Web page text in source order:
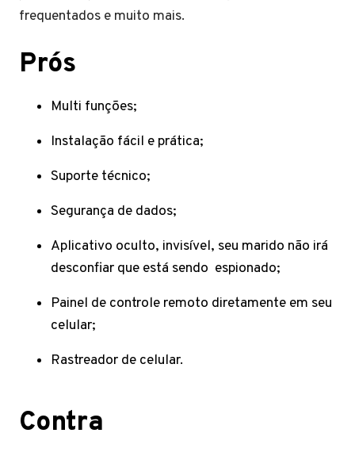
frequentados e muito mais.
Prós
Multi funções;
Instalação fácil e prática;
Suporte técnico;
Segurança de dados;
Aplicativo oculto, invisível, seu marido não irá
desconfiar que está sendo espionado;
Painel de controle remoto diretamente em seu
celular;
Rastreador de celular.
Contra